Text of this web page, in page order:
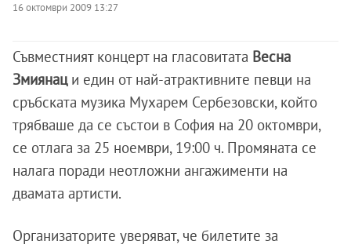
16 октомври 2009 13:27
Съвместният концерт на гласовитата Весна
Змиянаци един от най-атрактивните певци на
сръбската музика Мухарем Сербезовски, който
трябваше да се състои в София на 20 октомври,
се отлага за 25 ноември, 19:00 ч. Промяната се
налага поради неотложни ангажименти на
двамата артисти.
Организаторите уверяват, че билетите за